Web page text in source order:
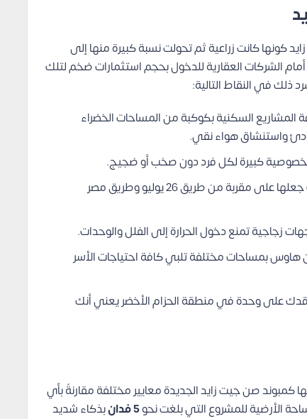
كونها كانت زراعية ثم تحولت نسبة كبيرة منها إلى
وذلك مما فتح الباب أمام الشركات العقارية للدخول بحجم استثمارات ضخم لتلك
ذلك في النقاط التالية:
السكنية بكوكبة من المساحات الخضراء
واستنشاق هواء نقي.
كبيرة لكل فرد دون صخب أو ضجيج.
موقعها إستراتيجي على أطراف مدينة زايد الجديدة، وذلك جعلها على مقربة من طريق 26 يوليو وطريق مصر
زجاجية تمنع دخول الحرارة إلى الفلل والوحدات.
هاوس بمساحات مختلفة تلبي كافة احتياجات الأسر
على وحدة في منطقة الحزام الأخضر يعني أنك
صن جيت زايد الجديدة معايير مختلفة مقارنةً بأي
الأرضية للمشروع التي بلغت نحو5 فدان
بذكاء شديد